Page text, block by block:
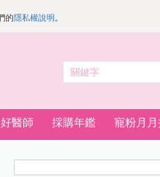
的隱私權說明 。
醫師 採購年鑑 寵粉月月